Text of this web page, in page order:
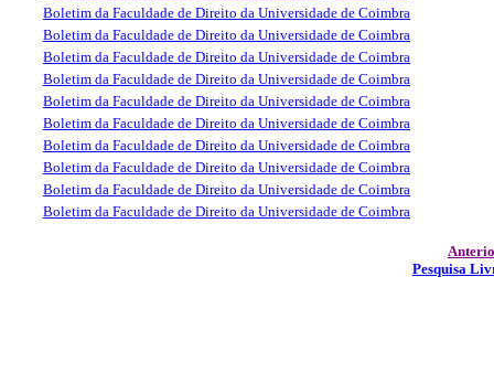
Boletim da Faculdade de Direito da Universidade de Coimbra
Boletim da Faculdade de Direito da Universidade de Coimbra
Boletim da Faculdade de Direito da Universidade de Coimbra
Boletim da Faculdade de Direito da Universidade de Coimbra
Boletim da Faculdade de Direito da Universidade de Coimbra
Boletim da Faculdade de Direito da Universidade de Coimbra
Boletim da Faculdade de Direito da Universidade de Coimbra
Boletim da Faculdade de Direito da Universidade de Coimbra
Boletim da Faculdade de Direito da Universidade de Coimbra
Boletim da Faculdade de Direito da Universidade de Coimbra
Pesquisa